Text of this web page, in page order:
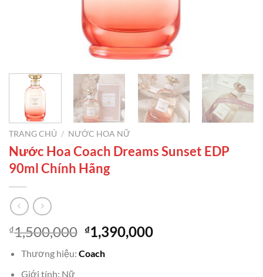
TRANG CHỦ / NƯỚC HOA NỮ
Nước Hoa Coach Dreams Sunset EDP
90ml Chính Hãng
₫1,500,000 Giá
gốc
là:
₫1,390,000Giá
Thương hiệu: Coach
Giới tính: Nữ